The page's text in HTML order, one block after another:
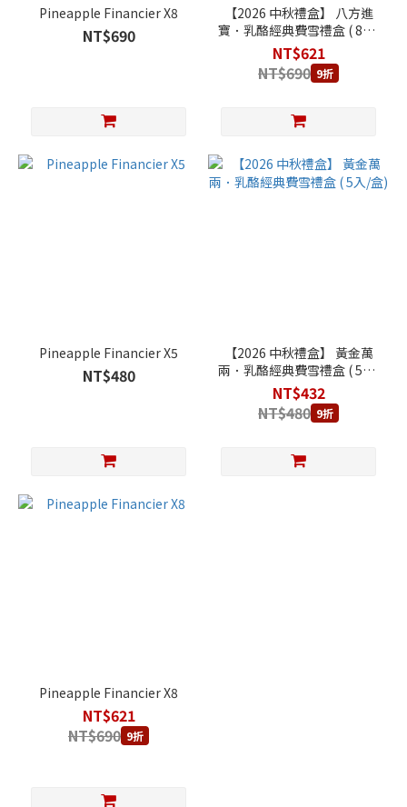
Pineapple Financier X8
NT$690
【2026 中秋禮盒】 八方進
寶．乳酪經典費雪禮盒 ( 8入/
盒)
NT$621
NT$690 9折
Pineapple Financier X5
NT$480
【2026 中秋禮盒】 黃金萬
兩．乳酪經典費雪禮盒 ( 5入/
盒)
NT$432
NT$480 9折
Pineapple Financier X8
NT$621
NT$690 9折